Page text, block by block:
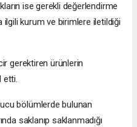
ise gerekli değerlendirme
ilgili kurum ve birimlere iletildiği
gerektiren ürünlerin
etti.
bölümlerde bulunan
saklanıp saklanmadığı